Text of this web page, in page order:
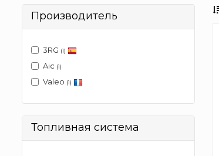
Производитель
3RG (1)
Aic (1)
Valeo (1)
Топливная система